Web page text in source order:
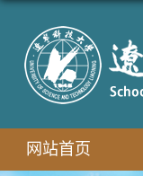
网站首页